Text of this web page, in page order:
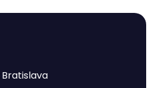
Bratislava